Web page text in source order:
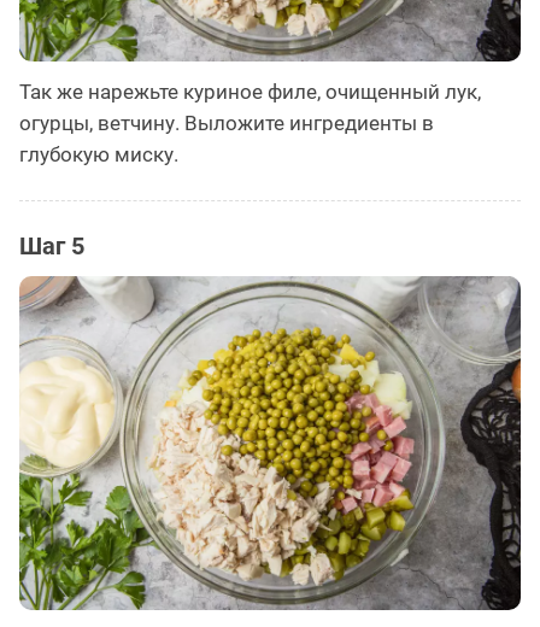
Так же нарежьте куриное филе, очищенный лук,
огурцы, ветчину. Выложите ингредиенты в
глубокую миску.
Шаг 5